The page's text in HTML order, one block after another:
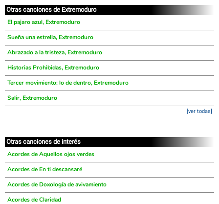
Otras canciones de Extremoduro
El pajaro azul, Extremoduro
Sueña una estrella, Extremoduro
Abrazado a la tristeza, Extremoduro
Historias Prohibidas, Extremoduro
Tercer movimiento: lo de dentro, Extremoduro
Salir, Extremoduro
[ver todas]
Otras canciones de interés
Acordes de Aquellos ojos verdes
Acordes de En ti descansaré
Acordes de Doxología de avivamiento
Acordes de Claridad